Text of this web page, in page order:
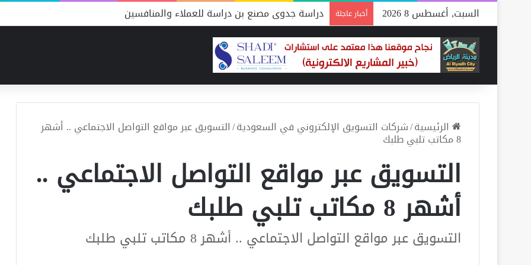
السبت, أغسطس 8 2026 أخبار عاجلة دراسة جدوى مصنع بن دراسة للعملاء والمنافسين
الرئيسية/شركات التسويق الإلكتروني في السعودية/التسويق عبر مواقع التواصل الاجتماعي .. أشهر
8 مكاتب تلبي طلبك
التسويق عبر مواقع التواصل الاجتماعي ..
أشهر 8 مكاتب تلبي طلبك
التسويق عبر مواقع التواصل الاجتماعي .. أشهر 8 مكاتب تلبي طلبك